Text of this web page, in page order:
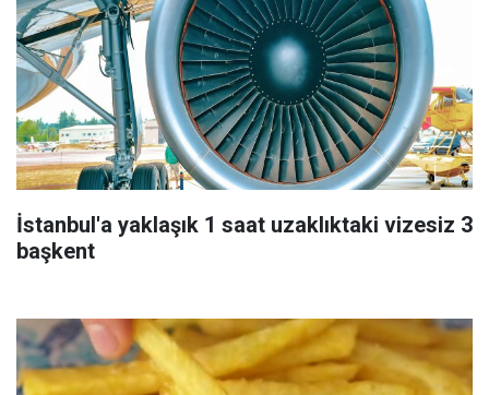
İstanbul'a yaklaşık 1 saat uzaklıktaki vizesiz 3
başkent